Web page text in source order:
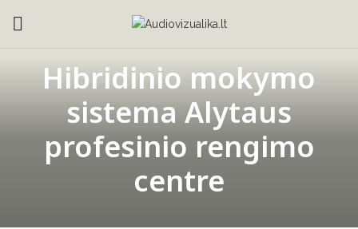
Hibridinio mokymo
sistema Alytaus
profesinio rengimo
centre